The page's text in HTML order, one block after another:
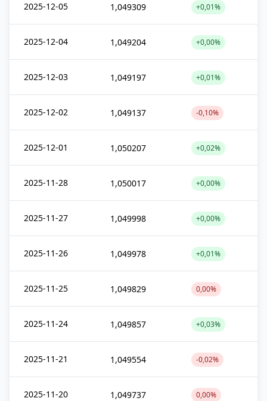
2025-12-05 1,049309 +0,01%
2025-12-04 1,049204 +0,00%
2025-12-03 1,049197 +0,01%
2025-12-02 1,049137 -0,10%
2025-12-01 1,050207 +0,02%
2025-11-28 1,050017 +0,00%
2025-11-27 1,049998 +0,00%
2025-11-26 1,049978 +0,01%
2025-11-25 1,049829 0,00%
2025-11-24 1,049857 +0,03%
2025-11-21 1,049554 -0,02%
2025-11-20 1,049737 0,00%